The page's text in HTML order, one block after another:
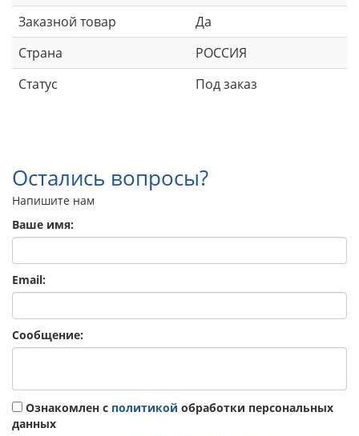
Заказной товар
Да
Страна
РОССИЯ
Статус
Под заказ
Остались вопросы?
Напишите нам
Ваше имя:
Email:
Сообщение:
Ознакомлен с политикой обработки персональных
данных